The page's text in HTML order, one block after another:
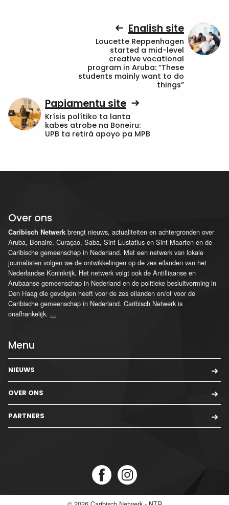
English site
Loucette Reppenhagen
started a mid-level
creative vocational
program in Aruba: “These
students mainly want to do
things”
Papiamentu site
Krísis polítiko ta lanta
kabes atrobe na Boneiru:
UPB ta retirá apoyo pa MPB
Over ons
Caribisch Netwerk brengt nieuws, actualiteiten en achtergronden over
Aruba, Bonaire, Curaçao, Saba, Sint Eustatius en Sint Maarten en de
Caribische gemeenschap in Nederland. Met een netwerk van lokale
journalisten volgen we de ontwikkelingen op de zes eilanden van het
Nederlandse Koninkrijk. Het netwerk volgt ook de Antilliaanse en
Arubaanse gemeenschap in Nederland en de politieke besluitvorming in
Den Haag die gevolgen heeft voor de zes eilanden en/of voor de
Caribische gemeenschap in Nederland. Caribisch Netwerk is
onafhankelijk. ...
Menu
NIEUWS
OVER ONS
PARTNERS